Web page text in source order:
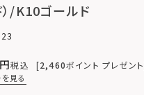
/K10ゴールド
税込 2,460ポイント プレゼント
見る